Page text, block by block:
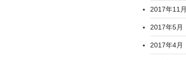
2017年11月
2017年5月
2017年4月